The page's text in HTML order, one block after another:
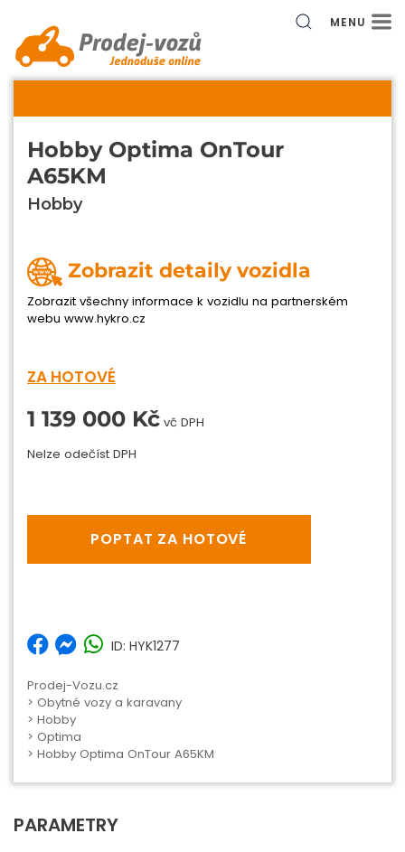
MENU
Hobby Optima OnTour
A65KM
Hobby
Zobrazit detaily vozidla
Zobrazit všechny informace k vozidlu na partnerském
webu www.hykro.cz
ZA HOTOVÉ
1 139 000 Kč vč DPH
Nelze odečíst DPH
POPTAT ZA HOTOVÉ
ID: HYK1277
Prodej-Vozu.cz
> Obytné vozy a karavany
> Hobby
> Optima
> Hobby Optima OnTour A65KM
PARAMETRY